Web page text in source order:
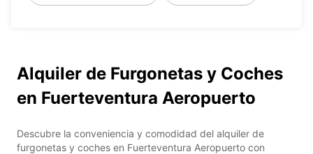
Alquiler de Furgonetas y Coches
en Fuerteventura Aeropuerto
Descubre la conveniencia y comodidad del alquiler de
furgonetas y coches en Fuerteventura Aeropuerto con